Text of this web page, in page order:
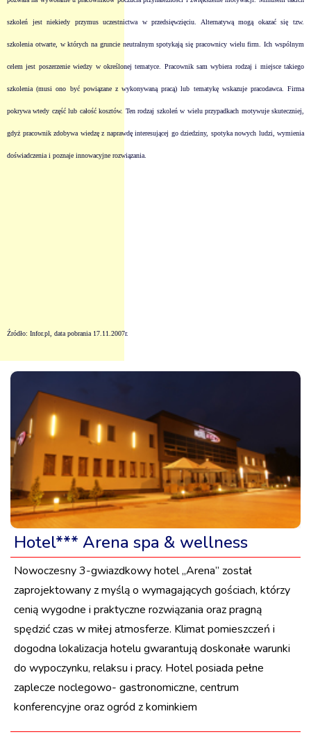
szkoleń jest niekiedy przymus uczestnictwa w przedsięwzięciu. Alternatywą mogą okazać się tzw.
szkolenia otwarte, w których na gruncie neutralnym spotykają się pracownicy wielu firm. Ich wspólnym
celem jest poszerzenie wiedzy w określonej tematyce. Pracownik sam wybiera rodzaj i miejsce takiego
szkolenia (musi ono być powiązane z wykonywaną pracą) lub tematykę wskazuje pracodawca. Firma
pokrywa wtedy część lub całość kosztów. Ten rodzaj szkoleń w wielu przypadkach motywuje skuteczniej,
gdyż pracownik zdobywa wiedzę z naprawdę interesującej go dziedziny, spotyka nowych ludzi, wymienia
doświadczenia i poznaje innowacyjne rozwiązania.
Źródło: Infor.pl , data pobrania 17.11.2007r.
Hotel*** Arena spa & wellness
Nowoczesny 3-gwiazdkowy hotel „Arena” został
zaprojektowany z myślą o wymagających gościach, którzy
cenią wygodne i praktyczne rozwiązania oraz pragną
spędzić czas w miłej atmosferze. Klimat pomieszczeń i
dogodna lokalizacja hotelu gwarantują doskonałe warunki
do wypoczynku, relaksu i pracy. Hotel posiada pełne
zaplecze noclegowo- gastronomiczne, centrum
konferencyjne oraz ogród z kominkiem